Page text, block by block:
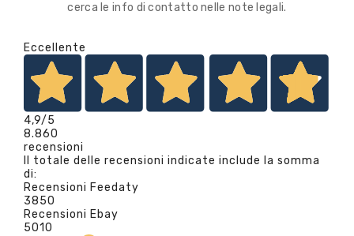
cerca le info di contatto nelle note legali.
Eccellente
4,9/5
8.860
recensioni
Il totale delle recensioni indicate include la somma
di:
Recensioni Feedaty
3850
Recensioni Ebay
5010